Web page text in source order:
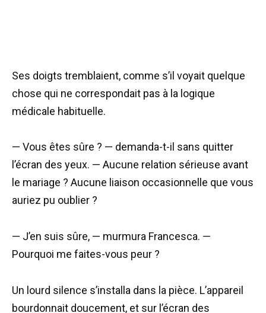
Ses doigts tremblaient, comme s’il voyait quelque
chose qui ne correspondait pas à la logique
médicale habituelle.
— Vous êtes sûre ? — demanda-t-il sans quitter
l’écran des yeux. — Aucune relation sérieuse avant
le mariage ? Aucune liaison occasionnelle que vous
auriez pu oublier ?
— J’en suis sûre, — murmura Francesca. —
Pourquoi me faites-vous peur ?
Un lourd silence s’installa dans la pièce. L’appareil
bourdonnait doucement, et sur l’écran des